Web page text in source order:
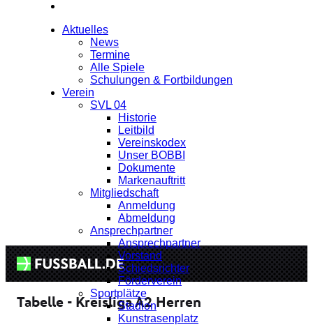
Aktuelles
News
Termine
Alle Spiele
Schulungen & Fortbildungen
Verein
SVL 04
Historie
Leitbild
Vereinskodex
Unser BOBBI
Dokumente
Markenauftritt
Mitgliedschaft
Anmeldung
Abmeldung
Ansprechpartner
Ansprechpartner
Vorstand
Schiedsrichter
Förderverein
Sportplätze
Stadion
Kunstrasenplatz
Trainingszeiten
Dienstag & Donnerstag
19:30 – 21:00 Uhr, Kunstrasen
Probetraining
Du bist talentiert und hast Lust auf ein
Probetraining? Dann klick